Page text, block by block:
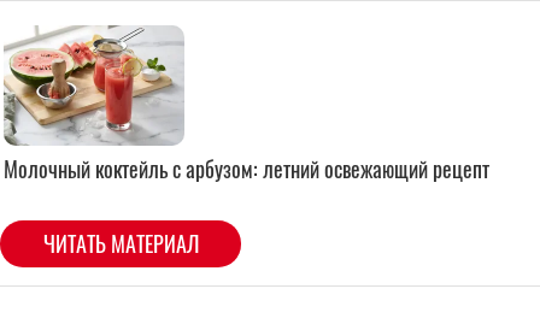
Молочный коктейль с арбузом: летний освежающий рецепт
ЧИТАТЬ МАТЕРИАЛ